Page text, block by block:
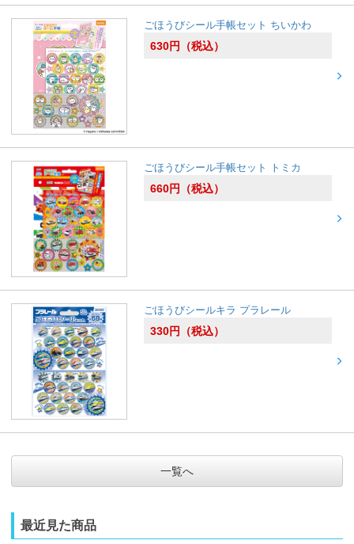
ごほうびシール手帳セット ちいかわ
630円 （税込）
ごほうびシール手帳セット トミカ
660円 （税込）
ごほうびシールキラ プラレール
330円 （税込）
一覧へ
最近見た商品